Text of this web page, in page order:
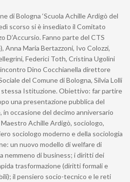
di Bologna ‘Scuola Achille Ardigò del
scorso si è insediato il Comitato
D’Accursio. Fanno parte del CTS
Anna Maria Bertazzoni, Ivo Colozzi,
Federici Toth, Cristina Ugolini
Dino Cocchianella direttore
del Comune di Bologna, Silvia Lolli
stessa Istituzione. Obiettivo: far partire
una presentazione pubblica del
occasione del decimo anniversario
Achille Ardigò, sociologo,
sociologo moderno e della sociologia
un nuovo modello di welfare di
nemmeno di business; i diritti dei
trasformazione (diritti formali e
il pensiero socio-tecnico e le reti